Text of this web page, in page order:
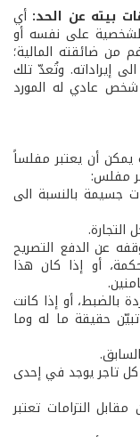
بيته عن الحد: أي
على نفسه أو
من ضائقته المالية؛
إيراداته. وتُعدّ تلك
شخص عادي له المورد
أنه يمكن أن يعتبر مفلساً
مفلس:
جسيمة بالنسبة الى
عن الدفع التصريح
أو إذا كان هذا
بالضبط، أو إذا كانت
حقيقة ما له وما
على أن كل تاجر يوجد في إحدى
التزامات تعتبر